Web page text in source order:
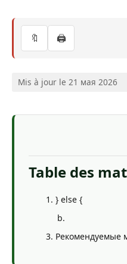
🔖 🖨️
Mis à jour le 21 мая 2026
Table des
} else {
Рекомендуемые